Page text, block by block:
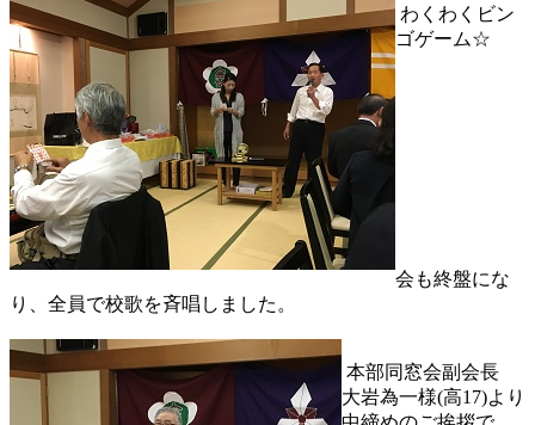
わくわくビン
ゴゲーム☆
会も終盤にな
り、全員で校歌を斉唱しました。
本部同窓会副会長
大岩為一様(高17)より